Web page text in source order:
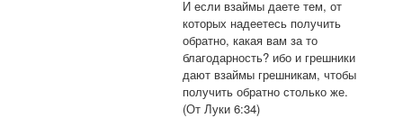
И если взаймы даете тем, от
которых надеетесь получить
обратно, какая вам за то
благодарность? ибо и грешники
дают взаймы грешникам, чтобы
получить обратно столько же.
(От Луки 6:34)